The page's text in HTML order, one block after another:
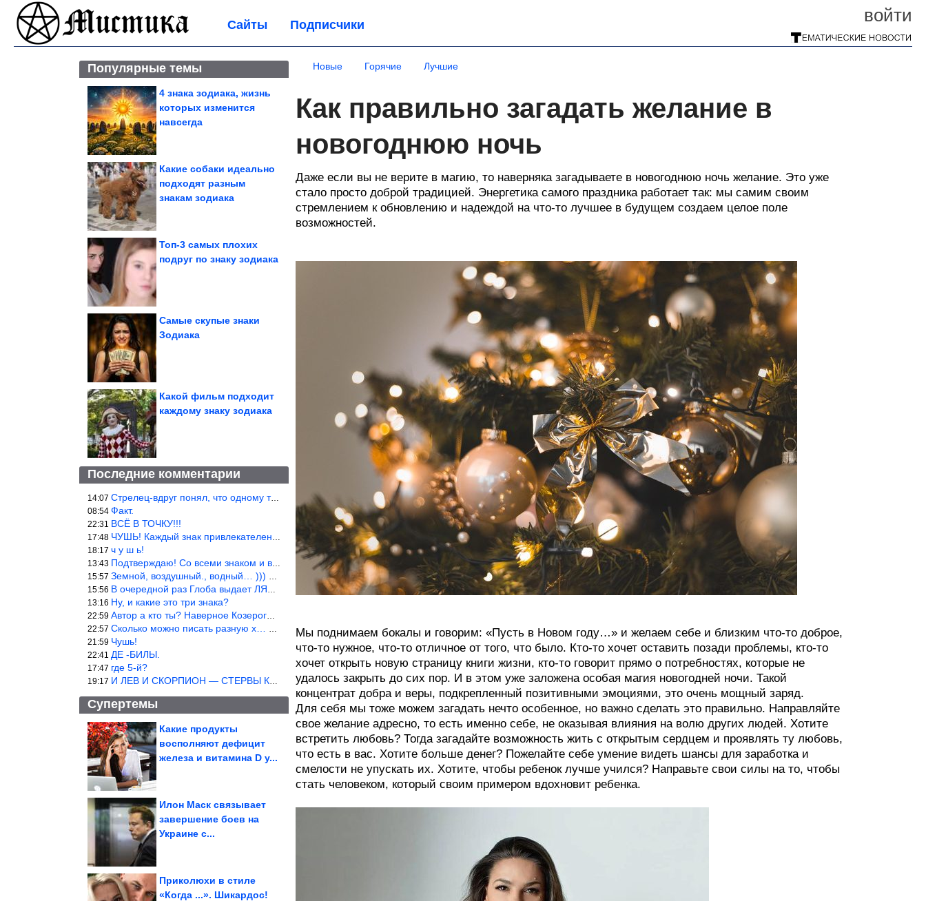
войти
Сайты Подписчики
Популярные темы
4 знака зодиака, жизнь
которых изменится
навсегда
Какие собаки идеально
подходят разным
знакам зодиака
Топ-3 самых плохих
подруг по знаку зодиака
Самые скупые знаки
Зодиака
Какой фильм подходит
каждому знаку зодиака
Последние комментарии
14:07 Стрелец-вдруг понял, что одному то и жить легче.
08:54 Факт.
22:31 ВСЁ В ТОЧКУ!!!
17:48 ЧУШЬ! Каждый знак привлекателен! И среди Весов, Близнецов встреч
18:17 ч у ш ь!
13:43 Подтверждаю! Со всеми знаком и все одиноки и Я )))
15:57 Земной, воздушный., водный… ))) выбери сам трех из 9 )))
15:56 В очередной раз Глоба выдает ЛЯП! А корректоры, редакторы пропус
13:16 Ну, и какие это три знака?
22:59 Автор а кто ты? Наверное Козерог… Рога жена Рыба наставила ))
22:57 Сколько можно писать разную х… йню? Автор что то обкурился?
21:59 Чушь!
22:41 ДЕ -БИЛЫ.
17:47 где 5-й?
19:17 И ЛЕВ И СКОРПИОН — СТЕРВЫ КАКИХ ЕЩЕ ПОИСКАТЬ НАДО
Супертемы
Правила посадки
ухода
Какие продукты
восполняют дефицит
железа и витамина D у...
Илон Маск связывает
завершение боев на
Украине с...
Приколюхи в стиле
«Когда ...». Шикардос!
Новые Горячие Лучшие
Как правильно загадать желание в
новогоднюю ночь
Даже если вы не верите в магию, то наверняка загадываете в новогоднюю ночь желание. Это уже
стало просто доброй традицией. Энергетика самого праздника работает так: мы самим своим
стремлением к обновлению и надеждой на что-то лучшее в будущем создаем целое поле
возможностей.
Мы поднимаем бокалы и говорим: «Пусть в Новом году…» и желаем себе и близким что-то доброе,
что-то нужное, что-то отличное от того, что было. Кто-то хочет оставить позади проблемы, кто-то
хочет открыть новую страницу книги жизни, кто-то говорит прямо о потребностях, которые не
удалось закрыть до сих пор. И в этом уже заложена особая магия новогодней ночи. Такой
концентрат добра и веры, подкрепленный позитивными эмоциями, это очень мощный заряд.
Для себя мы тоже можем загадать нечто особенное, но важно сделать это правильно. Направляйте
свое желание адресно, то есть именно себе, не оказывая влияния на волю других людей. Хотите
встретить любовь? Тогда загадайте возможность жить с открытым сердцем и проявлять ту любовь,
что есть в вас. Хотите больше денег? Пожелайте себе умение видеть шансы для заработка и
смелости не упускать их. Хотите, чтобы ребенок лучше учился? Направьте свои силы на то, чтобы
стать человеком, который своим примером вдохновит ребенка.